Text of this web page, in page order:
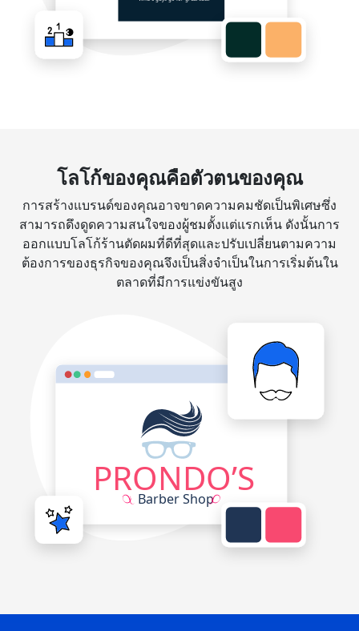
โลโก้ของคุณคือตัวตนของคุณ
การสร้างแบรนด์ของคุณอาจขาดความคมชัดเป็นพิเศษซึ่ง
สามารถดึงดูดความสนใจของผู้ชมตั้งแต่แรกเห็น ดังนั้นการ
ออกแบบโลโก้ร้านตัดผมที่ดีที่สุดและปรับเปลี่ยนตามความ
ต้องการของธุรกิจของคุณจึงเป็นสิ่งจำเป็นในการเริ่มต้นใน
ตลาดที่มีการแข่งขันสูง